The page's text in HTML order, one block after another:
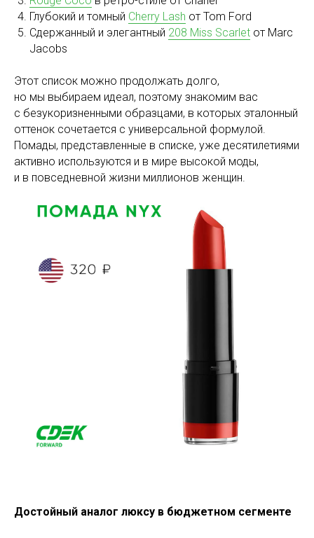
Глубокий и томный Cherry Lash от Tom Ford
Сдержанный и элегантный 208 Miss Scarlet от Marc
Jacobs
Этот список можно продолжать долго,
но мы выбираем идеал, поэтому знакомим вас
с безукоризненными образцами, в которых эталонный
оттенок сочетается с универсальной формулой.
Помады, представленные в списке, уже десятилетиями
активно используются и в мире высокой моды,
и в повседневной жизни миллионов женщин.
Достойный аналог люксу в бюджетном сегменте